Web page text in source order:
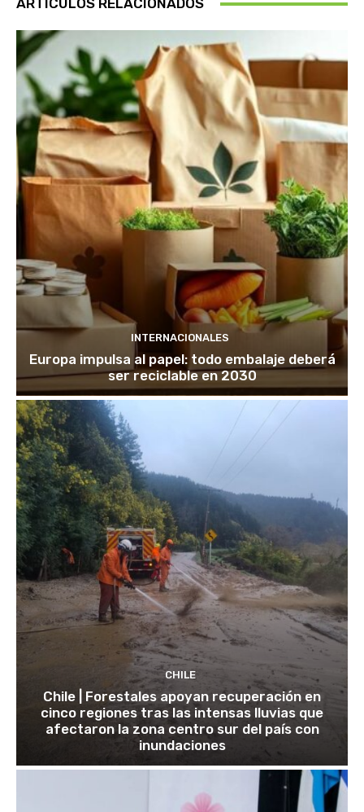
ARTÍCULOS RELACIONADOS
INTERNACIONALES
Europa impulsa al papel: todo embalaje deberá
ser reciclable en 2030
CHILE
Chile | Forestales apoyan recuperación en
cinco regiones tras las intensas lluvias que
afectaron la zona centro sur del país con
inundaciones